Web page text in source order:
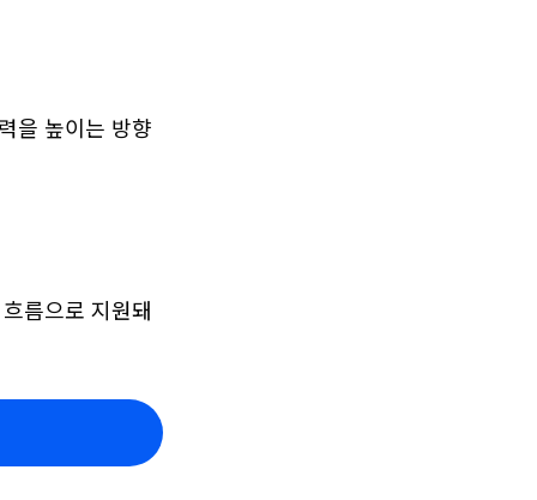
을 높이는 방향
름으로 지원돼